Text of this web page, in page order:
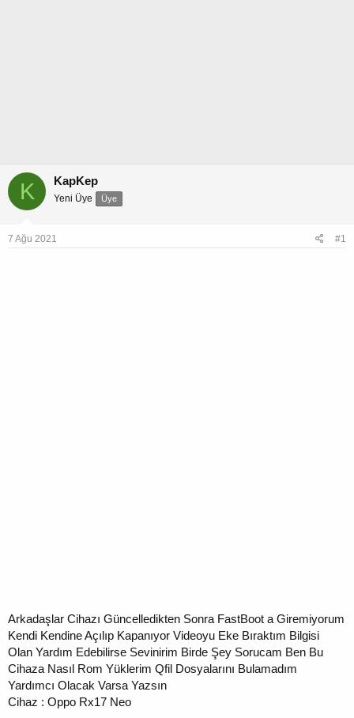
K KapKep
Yeni Üye Üye
7 Ağu 2021 #1
Arkadaşlar Cihazı Güncelledikten Sonra FastBoot a Giremiyorum
Kendi Kendine Açılıp Kapanıyor Videoyu Eke Bıraktım Bilgisi
Olan Yardım Edebilirse Sevinirim Birde Şey Sorucam Ben Bu
Cihaza Nasıl Rom Yüklerim Qfil Dosyalarını Bulamadım
Yardımcı Olacak Varsa Yazsın
Cihaz : Oppo Rx17 Neo